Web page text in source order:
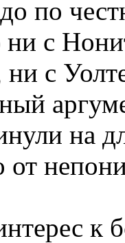
по
с
ни с
на
от
к